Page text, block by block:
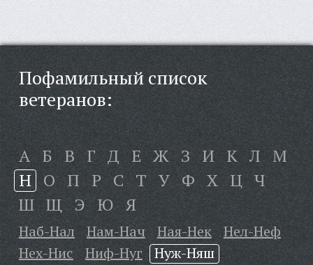
Пофамильный список
ветеранов:
А Б В Г Д Е Ж З И К Л М
Н О П Р С Т У Ф Х Ц Ч
Ш Щ Э Ю Я
Наб-Нал Нам-Нач Ная-Нек
Нел-Неф
Нех-Нис
Ниф-Нуг Нуж-Няш